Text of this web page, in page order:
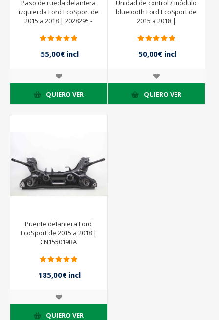
Paso de rueda delantera
izquierda Ford EcoSport de
2015 a 2018 | 2028295 -
55,00€ incl
QUIERO VER
Unidad de control / módulo
bluetooth Ford EcoSport de
2015 a 2018 |
50,00€ incl
QUIERO VER
Puente delantera Ford
EcoSport de 2015 a 2018 |
CN155019BA
185,00€ incl
QUIERO VER